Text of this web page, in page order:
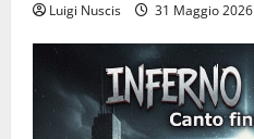
Luigi Nuscis 31 Maggio 2026